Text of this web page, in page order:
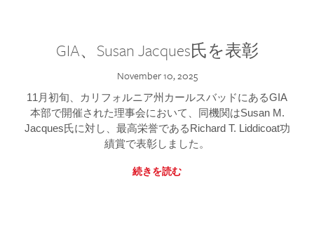
GIA、Susan Jacques氏を表彰
November 10, 2025
11月初旬、カリフォルニア州カールスバッドにあるGIA
本部で開催された理事会において、同機関はSusan M.
Jacques氏に対し、最高栄誉であるRichard T. Liddicoat功
績賞で表彰しました。
続きを読む